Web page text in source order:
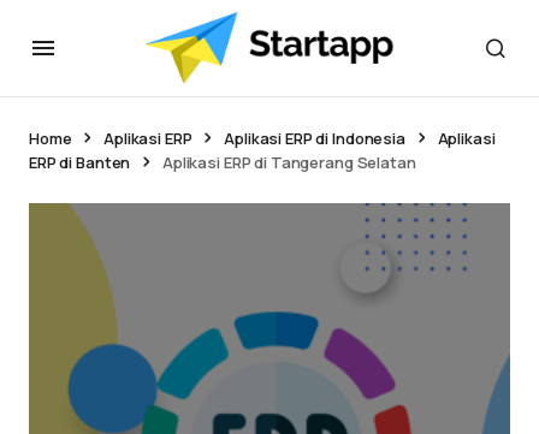
Home Aplikasi ERP Aplikasi ERP di Indonesia
Aplikasi
ERP di Banten
Aplikasi ERP di Tangerang Selatan